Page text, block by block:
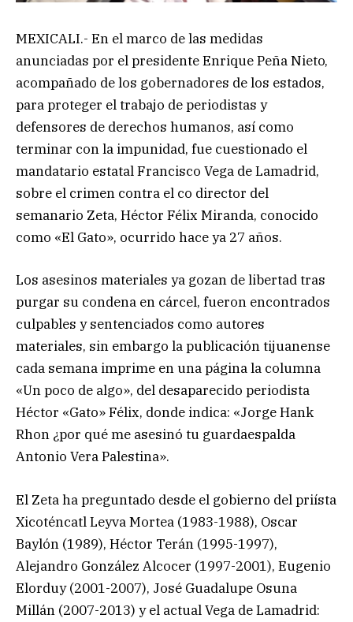
MEXICALI.- En el marco de las medidas
anunciadas por el presidente Enrique Peña Nieto,
acompañado de los gobernadores de los estados,
para proteger el trabajo de periodistas y
defensores de derechos humanos, así como
terminar con la impunidad, fue cuestionado el
mandatario estatal Francisco Vega de Lamadrid,
sobre el crimen contra el co director del
semanario Zeta, Héctor Félix Miranda, conocido
como «El Gato», ocurrido hace ya 27 años.
Los asesinos materiales ya gozan de libertad tras
purgar su condena en cárcel, fueron encontrados
culpables y sentenciados como autores
materiales, sin embargo la publicación tijuanense
cada semana imprime en una página la columna
«Un poco de algo», del desaparecido periodista
Héctor «Gato» Félix, donde indica: «Jorge Hank
Rhon ¿por qué me asesinó tu guardaespalda
Antonio Vera Palestina».
El Zeta ha preguntado desde el gobierno del priísta
Xicoténcatl Leyva Mortea (1983-1988), Oscar
Baylón (1989), Héctor Terán (1995-1997),
Alejandro González Alcocer (1997-2001), Eugenio
Elorduy (2001-2007), José Guadalupe Osuna
Millán (2007-2013) y el actual Vega de Lamadrid: